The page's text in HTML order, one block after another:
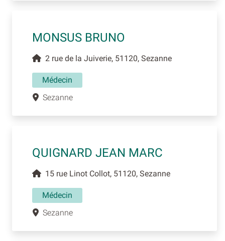
MONSUS BRUNO
2 rue de la Juiverie, 51120, Sezanne
Médecin
Sezanne
QUIGNARD JEAN MARC
15 rue Linot Collot, 51120, Sezanne
Médecin
Sezanne